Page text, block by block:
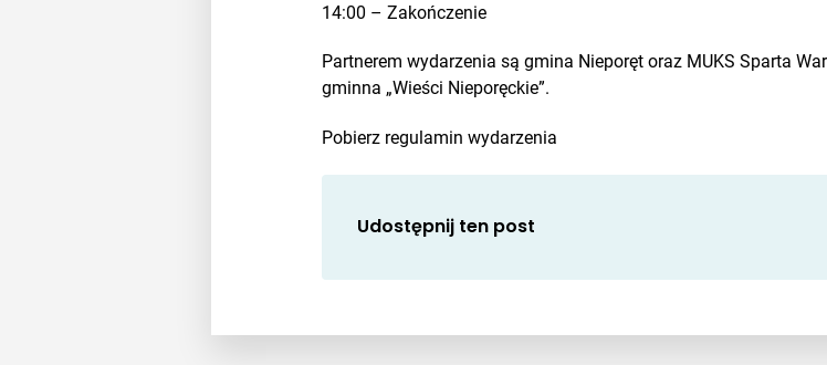
14:00 – Zakończenie
Partnerem wydarzenia są gmina Nieporęt oraz MUKS Sparta
gminna „Wieści Nieporęckie”.
Pobierz regulamin wydarzenia
Udostępnij ten post